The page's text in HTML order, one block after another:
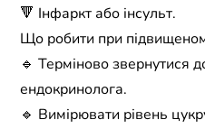
🔻 Інфаркт або інсульт.
Що робити при
🔹 Терміново звернутися
ендокринолога.
🔹 Вимірювати рівень